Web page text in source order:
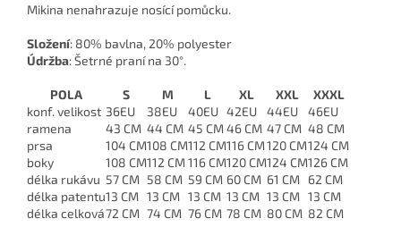
Mikina nenahrazuje nosící pomůcku.
Složení: 80% bavlna, 20% polyester
Údržba: Šetrné praní na 30°.
POLA S M L XL XXL
XXXL
konf. velikost 36EU 38EU 40EU 42EU 44EU
46EU
ramena
43 CM 44 CM 45 CM46 CM 47 CM 48 CM
prsa
104 CM108 CM112 CM116 CM120 CM124 CM
boky
108 CM112 CM116 CM120 CM124 CM126 CM
délka rukávu 57 CM 58 CM 59 CM 60 CM 61 CM 62 CM
délka patentu13 CM 13 CM 13 CM 13 CM 13 CM 13 CM
délka celková72 CM 74 CM 76 CM 78 CM 80 CM 82 CM